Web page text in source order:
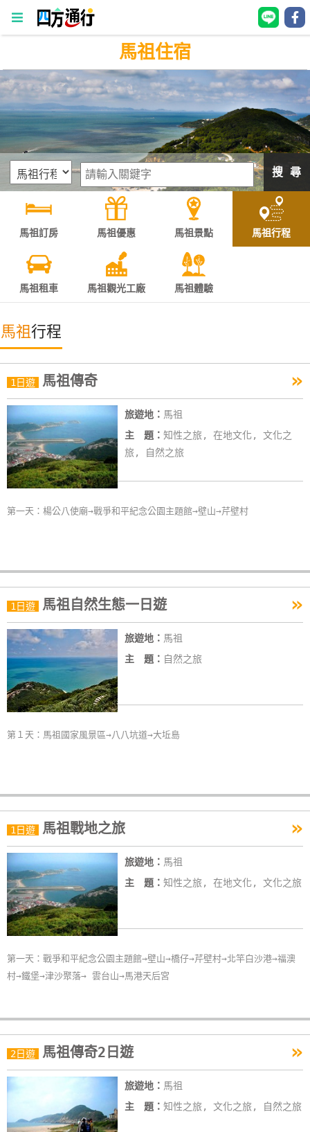
四
方
通
行
訂
房
灣
訂
直接跟飯店訂房HOT
特
民
宿
全
球
租
車
你
玩
玩
樂
地
圖
客
顧
客
滿
意
度
訂
管
理
帳
戶
客
馬祖住宿
搜 尋
馬祖訂房 馬祖優惠 馬祖景點 馬祖行程
馬祖租車 馬祖觀光工廠 馬祖體驗
馬祖行程
1日遊 馬祖傳奇 »
旅遊地： 馬祖
主 題： 知性之旅, 在地文化, 文化之
旅, 自然之旅
第一天：楊公八使廟→戰爭和平紀念公園主題館→壁山→芹壁村
1日遊 馬祖自然生態一日遊 »
旅遊地： 馬祖
主 題： 自然之旅
第１天：馬祖國家風景區→八八坑道→大坵島
1日遊 馬祖戰地之旅 »
旅遊地： 馬祖
主 題： 知性之旅, 在地文化, 文化之旅
第一天：戰爭和平紀念公園主題館→壁山→橋仔→芹壁村→北竿白沙港→福澳
村→鐵堡→津沙聚落→ 雲台山→馬港天后宮
2日遊 馬祖傳奇2日遊 »
旅遊地： 馬祖
主 題： 知性之旅, 文化之旅, 自然之旅